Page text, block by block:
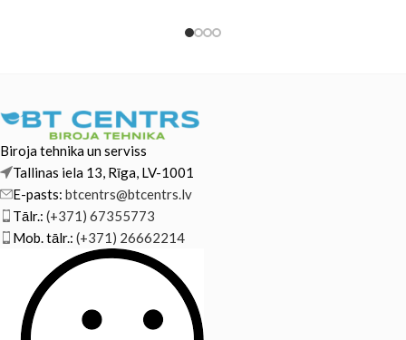
Biroja tehnika un serviss
Tallinas iela 13, Rīga, LV-1001
E-pasts: btcentrs@btcentrs.lv
Tālr.: (+371) 67355773
Mob. tālr.: (+371) 26662214